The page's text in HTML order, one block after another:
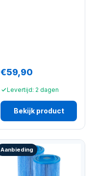
€59,90
Levertijd: 2 dagen
Bekijk product
Aanbieding